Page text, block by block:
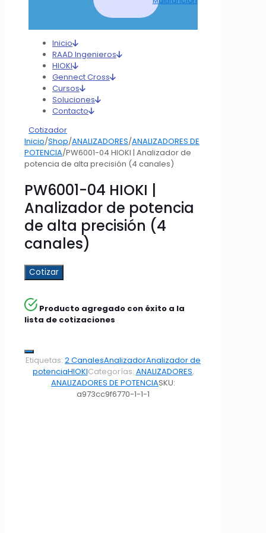
Inicio
RAAD Ingenieros
HIOKI
Gennect Cross
Cursos
Soluciones
Contacto
Cotizador
Inicio/Shop/ANALIZADORES/ANALIZADORES DE
POTENCIA/PW6001-04 HIOKI | Analizador de
potencia de alta precisión (4 canales)
PW6001-04 HIOKI |
Analizador de potencia
de alta precisión (4
canales)
Cotizar
Producto agregado con éxito a la
lista de cotizaciones
Etiquetas: 2 CanalesAnalizadorAnalizador de
potenciaHIOKICategorías: ANALIZADORES,
ANALIZADORES DE POTENCIASKU:
a973cc9f6770-1-1-1